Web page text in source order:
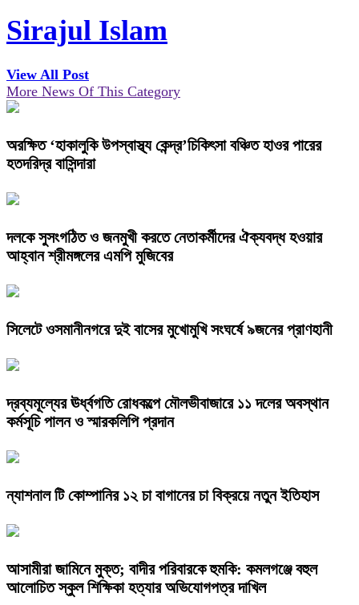
Sirajul Islam
View All Post
More News Of This Category
অরক্ষিত ‘হাকালুকি উপস্বাস্থ্য কেন্দ্র’চিকিৎসা বঞ্চিত হাওর পারের
হতদরিদ্র বাসিন্দারা
দলকে সুসংগঠিত ও জনমুখী করতে নেতাকর্মীদের ঐক্যবদ্ধ হওয়ার
আহ্বান শ্রীমঙ্গলের এমপি মুজিবের
সিলেটে ওসমানীনগরে দুই বাসের মুখোমুখি সংঘর্ষে ৯জনের প্রাণহানী
দ্রব্যমূল্যের ঊর্ধ্বগতি রোধকল্পে মৌলভীবাজারে ১১ দলের অবস্থান
কর্মসূচি পালন ও স্মারকলিপি প্রদান
ন্যাশনাল টি কোম্পানির ১২ চা বাগানের চা বিক্রয়ে নতুন ইতিহাস
আসামীরা জামিনে মুক্ত; বাদীর পরিবারকে হুমকি: কমলগঞ্জে বহুল
আলোচিত স্কুল শিক্ষিকা হত্যার অভিযোগপত্র দাখিল